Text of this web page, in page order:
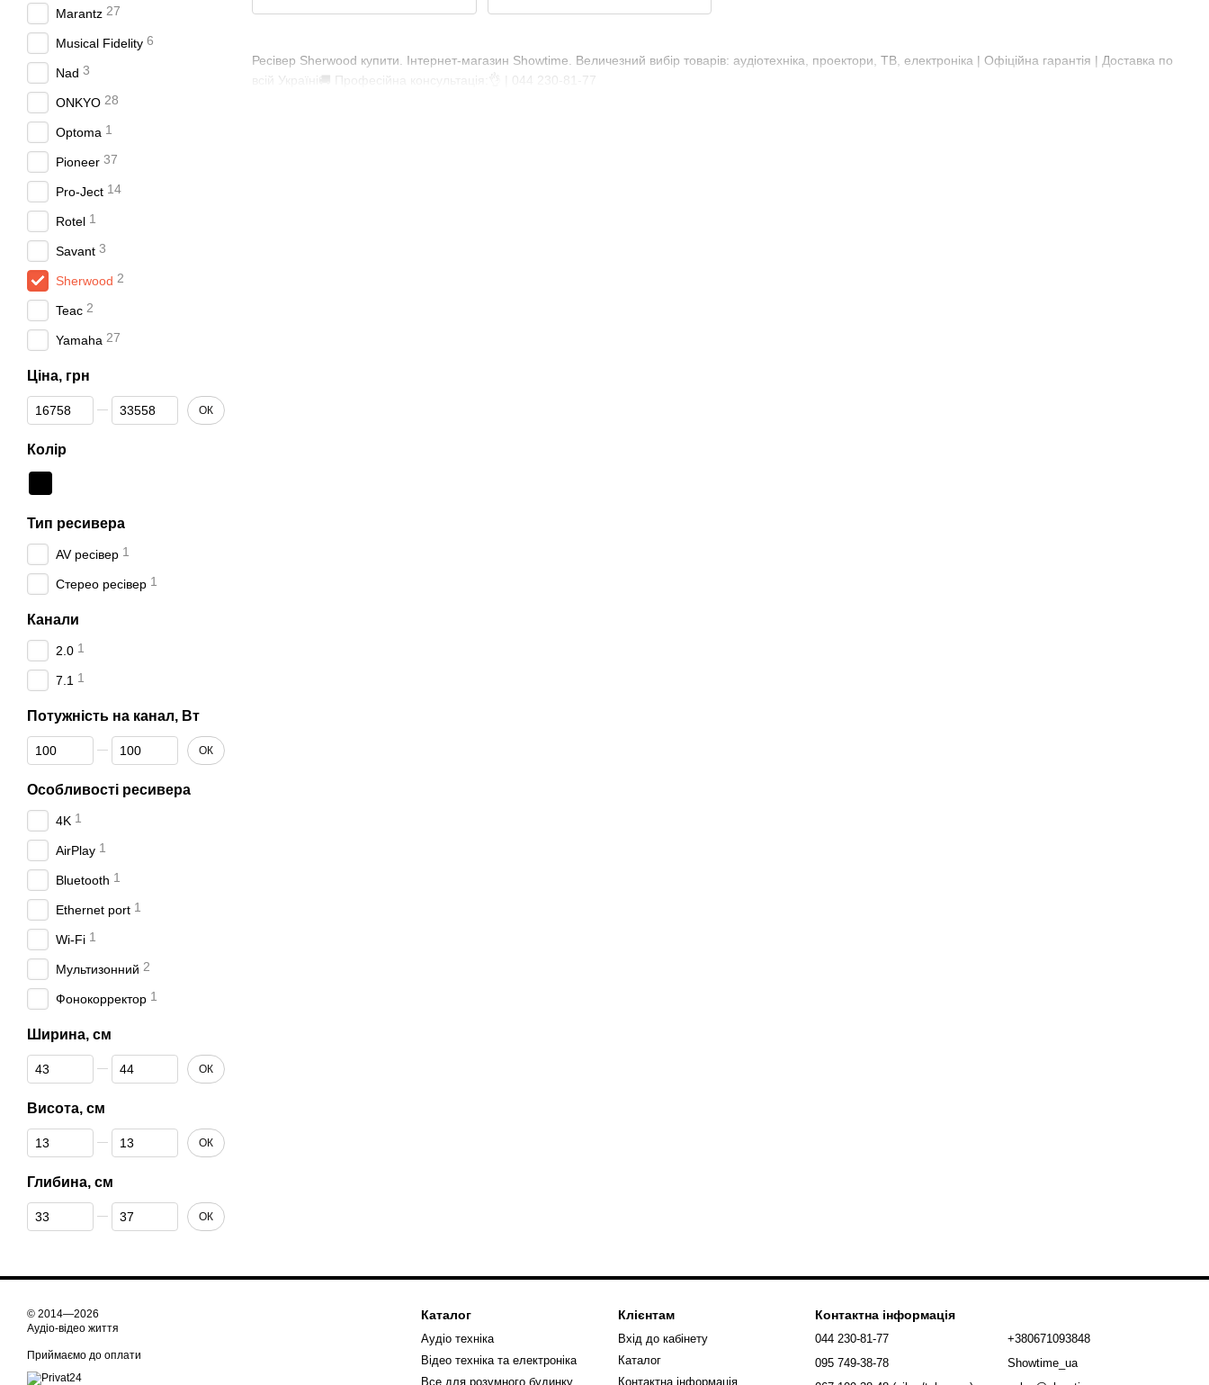
Ресівер Sherwood купити. Інтернет-магазин Showtime. Величезний вибір товарів: аудіотехніка, проектори, ТВ, електроніка | Офіційна гарантія | Доставка по
всій Україні🚚 Професійна консультація:👌 | 044 230-81-77
Marantz 27
Musical Fidelity 6
Nad 3
ONKYO 28
Optoma 1
Pioneer 37
Pro-Ject 14
Rotel 1
Savant 3
Sherwood 2
Teac 2
Yamaha 27
Ціна, грн
Від Ціна, грн
До Ціна, грн ОК
Колір
Тип ресивера
AV ресівер 1
Стерео ресівер 1
Канали
2.0 1
7.1 1
Потужність на канал, Вт
Від Потужність на канал, Вт
До Потужність на канал, Вт ОК
Особливості ресивера
4K 1
AirPlay 1
Bluetooth 1
Ethernet port 1
Wi-Fi 1
Мультизонний 2
Фонокорректор 1
Ширина, см
Від Ширина, см
До Ширина, см ОК
Висота, см
Від Висота, см
До Висота, см ОК
Глибина, см
Від Глибина, см
До Глибина, см ОК
© 2014—2026
Аудіо-відео життя
Приймаємо до оплати
Каталог
Аудіо техніка
Відео техніка та електроніка
Все для розумного будинку
Клієнтам
Вхід до кабінету
Каталог
Контактна інформація
Контактна інформація
044 230-81-77
095 749-38-78
+380671093848
Showtime_ua